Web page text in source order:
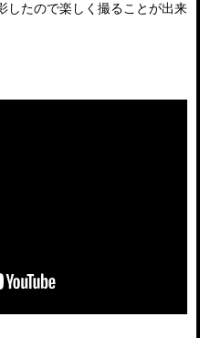
したので楽しく撮ることが出来